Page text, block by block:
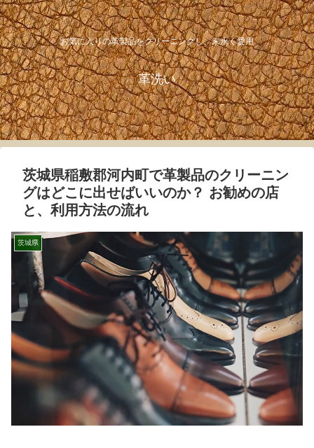
お気に入りの革製品をクリーニングし、末永く愛用
革洗い
茨城県稲敷郡河内町で革製品のクリーニン
グはどこに出せばいいのか？ お勧めの店
と、利用方法の流れ
茨城県